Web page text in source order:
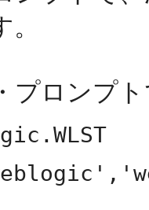
プロンプ